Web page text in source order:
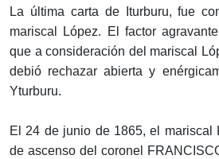
La última carta de Iturburu, fue
mariscal López. El factor
que a consideración del mariscal
debió rechazar abierta y
Yturburu.
El 24 de junio de 1865, el mariscal
de ascenso del coronel